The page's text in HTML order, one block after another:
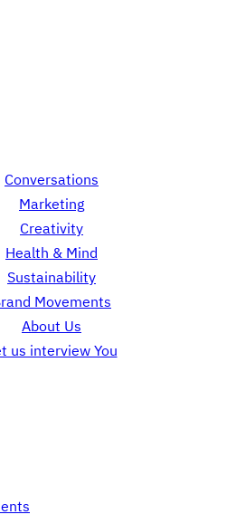
Conversations
Marketing
Creativity
Health & Mind
Sustainability
Movements
About Us
us interview You